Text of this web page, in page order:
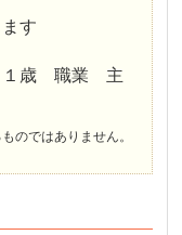
す
１歳 職業 主
のではありません。